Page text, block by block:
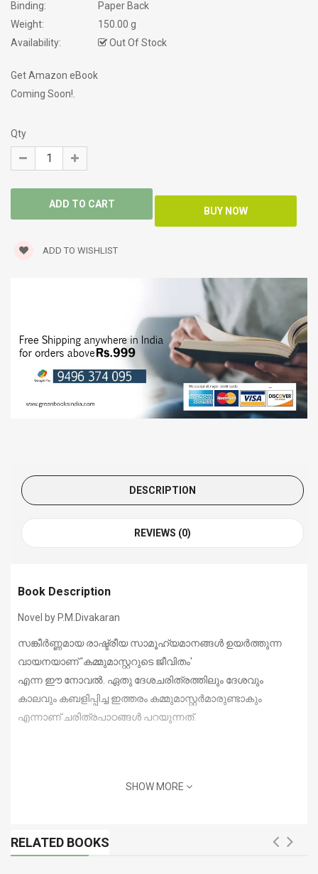
Binding:
Paper Back
Weight:
150.00 g
Availability:
Out Of Stock
Get Amazon eBook
Coming Soon!.
Qty
ADD TO WISHLIST
DESCRIPTION
REVIEWS (0)
Book Description
Novel by P.M.Divakaran
സങ്കീര്‍ണ്ണമായ രാഷ്ട്രീയ സാമൂഹ്യമാനങ്ങള്‍ ഉയര്‍ത്തുന്ന
വായനയാണ് 'കമ്മുമാസ്റ്ററുടെ ജീവിതം'
എന്ന ഈ നോവല്‍. ഏതു ദേശചരിത്രത്തിലും ദേശവും
കാലവും കബളിപ്പിച്ച ഇത്തരം കമ്മുമാസ്റ്റര്‍മാരുണ്ടാകും
എന്നാണ് ചരിത്രപാഠങ്ങള്‍ പറയുന്നത്.
SHOW MORE
RELATED BOOKS